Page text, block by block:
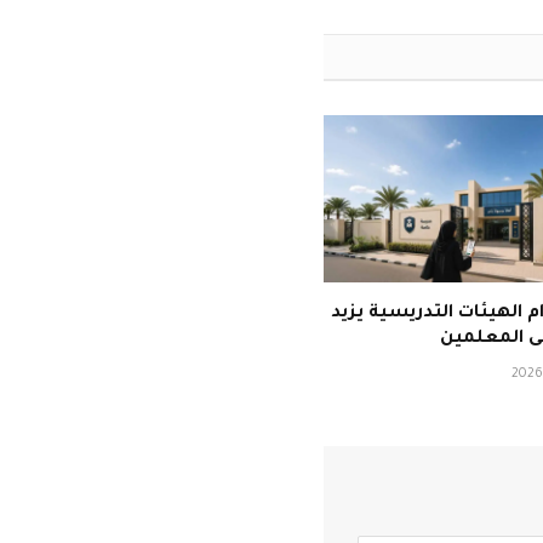
الهيئات التدريسية يزيد
المعلمين